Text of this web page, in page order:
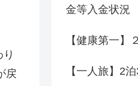
戻
金等入金状況
【健康第一】
【一人旅】2